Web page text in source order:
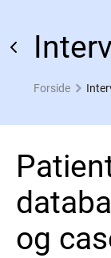
Forside
og